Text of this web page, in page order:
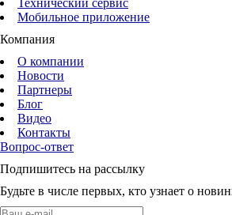
Технический сервис
Мобильное приложение
Компания
О компании
Новости
Партнеры
Блог
Видео
Контакты
Вопрос-ответ
Подпишитесь на рассылку
Будьте в числе первых, кто узнает о